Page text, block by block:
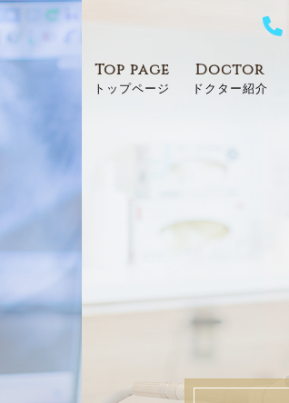
Top page
トップページ
Doctor
ドクター紹介